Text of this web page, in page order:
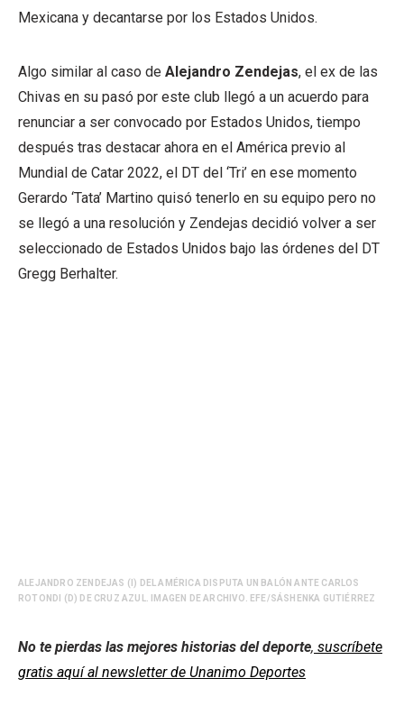
Mexicana y decantarse por los Estados Unidos.
Algo similar al caso de Alejandro Zendejas, el ex de las
Chivas en su pasó por este club llegó a un acuerdo para
renunciar a ser convocado por Estados Unidos, tiempo
después tras destacar ahora en el América previo al
Mundial de Catar 2022, el DT del ‘Tri’ en ese momento
Gerardo ‘Tata’ Martino quisó tenerlo en su equipo pero no
se llegó a una resolución y Zendejas decidió volver a ser
seleccionado de Estados Unidos bajo las órdenes del DT
Gregg Berhalter.
ALEJANDRO ZENDEJAS (I) DEL AMÉRICA DISPUTA UN BALÓN ANTE CARLOS
ROTONDI (D) DE CRUZ AZUL. IMAGEN DE ARCHIVO. EFE/SÁSHENKA GUTIÉRREZ
No te pierdas las mejores historias del deporte, suscríbete
gratis aquí al newsletter de Unanimo Deportes